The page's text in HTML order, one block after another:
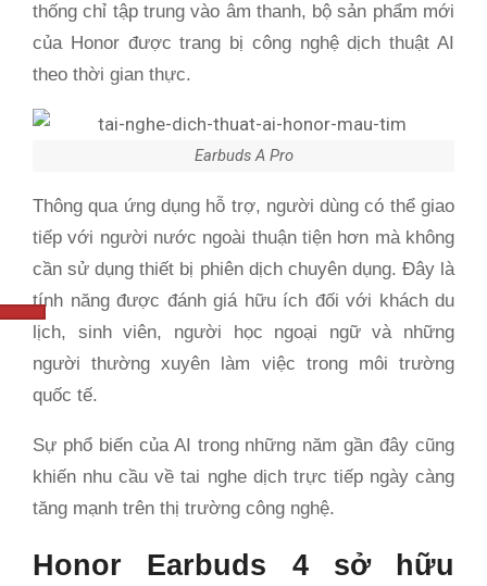
thống chỉ tập trung vào âm thanh, bộ sản phẩm mới
của Honor được trang bị công nghệ dịch thuật AI
theo thời gian thực.
Earbuds A Pro
Thông qua ứng dụng hỗ trợ, người dùng có thể giao
tiếp với người nước ngoài thuận tiện hơn mà không
cần sử dụng thiết bị phiên dịch chuyên dụng. Đây là
tính năng được đánh giá hữu ích đối với khách du
lịch, sinh viên, người học ngoại ngữ và những
người thường xuyên làm việc trong môi trường
quốc tế.
Sự phổ biến của AI trong những năm gần đây cũng
khiến nhu cầu về tai nghe dịch trực tiếp ngày càng
tăng mạnh trên thị trường công nghệ.
Honor Earbuds 4 sở hữu